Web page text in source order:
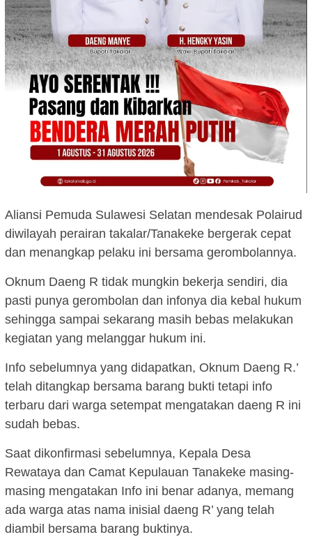
Aliansi Pemuda Sulawesi Selatan mendesak Polairud
diwilayah perairan takalar/Tanakeke bergerak cepat
dan menangkap pelaku ini bersama gerombolannya.
Oknum Daeng R tidak mungkin bekerja sendiri, dia
pasti punya gerombolan dan infonya dia kebal hukum
sehingga sampai sekarang masih bebas melakukan
kegiatan yang melanggar hukum ini.
Info sebelumnya yang didapatkan, Oknum Daeng R.’
telah ditangkap bersama barang bukti tetapi info
terbaru dari warga setempat mengatakan daeng R ini
sudah bebas.
Saat dikonfirmasi sebelumnya, Kepala Desa
Rewataya dan Camat Kepulauan Tanakeke masing-
masing mengatakan Info ini benar adanya, memang
ada warga atas nama inisial daeng R’ yang telah
diambil bersama barang buktinya.